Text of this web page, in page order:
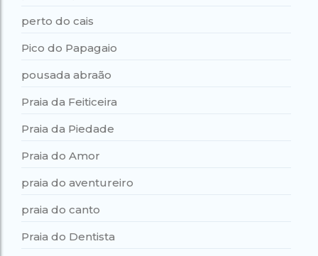
perto do cais
Pico do Papagaio
pousada abraão
Praia da Feiticeira
Praia da Piedade
Praia do Amor
praia do aventureiro
praia do canto
Praia do Dentista